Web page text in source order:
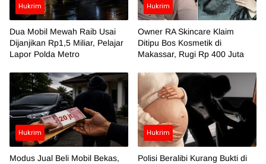
Hukrim
Dua Mobil Mewah Raib Usai
Dijanjikan Rp1,5 Miliar, Pelajar
Lapor Polda Metro
Hukrim
Owner RA Skincare Klaim
Ditipu Bos Kosmetik di
Makassar, Rugi Rp 400 Juta
Hukrim
Modus Jual Beli Mobil Bekas,
Hukrim
Polisi Beralibi Kurang Bukti di